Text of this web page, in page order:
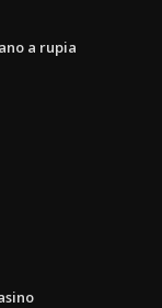
a rupia